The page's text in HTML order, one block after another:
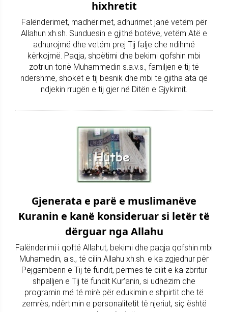
hixhretit
Falënderimet, madhërimet, adhurimet janë vetëm për
Allahun xh.sh. Sunduesin e gjithë botëve, vetëm Atë e
adhurojmë dhe vetëm prej Tij falje dhe ndihmë
kërkojmë. Paqja, shpëtimi dhe bekimi qofshin mbi
zotriun tonë Muhammedin s.a.v.s., familjen e tij të
ndershme, shokët e tij besnik dhe mbi te gjitha ata që
ndjekin rrugën e tij gjer në Ditën e Gjykimit.
Gjenerata e parë e muslimanëve
Kuranin e kanë konsideruar si letër të
dërguar nga Allahu
Falënderimi i qoftë Allahut, bekimi dhe paqja qofshin mbi
Muhamedin, a.s., të cilin Allahu xh.sh. e ka zgjedhur për
Pejgamberin e Tij të fundit, përmes të cilit e ka zbritur
shpalljen e Tij të fundit Kur’anin, si udhëzim dhe
programin më të mirë për edukimin e shpirtit dhe të
zemrës, ndërtimin e personalitetit të njeriut, siç është